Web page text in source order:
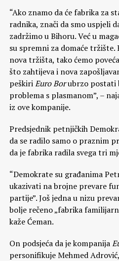
“Ako znamo da će fabrika za
radnika, znači da smo uspjeli
zadržimo u Bihoru. Već u
su spremni za domaće tržište.
nova tržišta, tako ćemo
što zahtijeva i nova
peškiriEuro Borubrzo postati
problema s plasmanom”, –
iz ove kompanije.
Predsjednik petnjičkih
da se radilo samo o praznim
da je fabrika radila svega tri
“Demokrate su građanima
ukazivati na brojne prevare
partije”. Još jedna u nizu
bolje rečeno „fabrika
kaže Ćeman.
On podsjeća da je kompanija
personifikuje Mehmed